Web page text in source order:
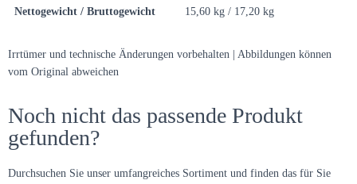
Nettogewicht / Bruttogewicht 15,60 kg / 17,20 kg
Irrtümer und technische Änderungen vorbehalten | Abbildungen können
vom Original abweichen
Noch nicht das passende Produkt
gefunden?
Durchsuchen Sie unser umfangreiches Sortiment und finden das für Sie